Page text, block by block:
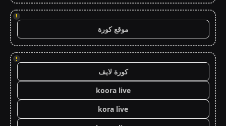
!
موقع كورة
!
كورة لايف
koora live
kora live